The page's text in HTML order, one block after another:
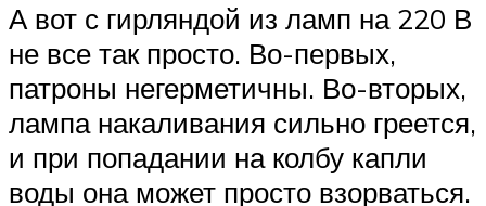
А вот с гирляндой из ламп на 220 В
не все так просто. Во-первых,
патроны негерметичны. Во-вторых,
лампа накаливания сильно греется,
и при попадании на колбу капли
воды она может просто взорваться.